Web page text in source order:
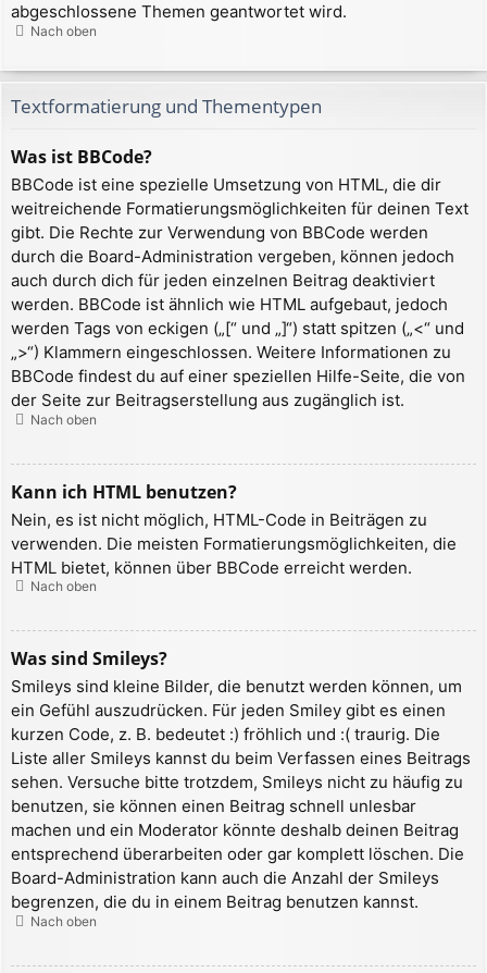
abgeschlossene Themen geantwortet wird.
Nach oben
Textformatierung und Thementypen
Was ist BBCode?
BBCode ist eine spezielle Umsetzung von HTML, die dir
weitreichende Formatierungsmöglichkeiten für deinen Text
gibt. Die Rechte zur Verwendung von BBCode werden
durch die Board-Administration vergeben, können jedoch
auch durch dich für jeden einzelnen Beitrag deaktiviert
werden. BBCode ist ähnlich wie HTML aufgebaut, jedoch
werden Tags von eckigen („[“ und „]“) statt spitzen („<“ und
„>“) Klammern eingeschlossen. Weitere Informationen zu
BBCode findest du auf einer speziellen Hilfe-Seite, die von
der Seite zur Beitragserstellung aus zugänglich ist.
Nach oben
Kann ich HTML benutzen?
Nein, es ist nicht möglich, HTML-Code in Beiträgen zu
verwenden. Die meisten Formatierungsmöglichkeiten, die
HTML bietet, können über BBCode erreicht werden.
Nach oben
Was sind Smileys?
Smileys sind kleine Bilder, die benutzt werden können, um
ein Gefühl auszudrücken. Für jeden Smiley gibt es einen
kurzen Code, z. B. bedeutet :) fröhlich und :( traurig. Die
Liste aller Smileys kannst du beim Verfassen eines Beitrags
sehen. Versuche bitte trotzdem, Smileys nicht zu häufig zu
benutzen, sie können einen Beitrag schnell unlesbar
machen und ein Moderator könnte deshalb deinen Beitrag
entsprechend überarbeiten oder gar komplett löschen. Die
Board-Administration kann auch die Anzahl der Smileys
begrenzen, die du in einem Beitrag benutzen kannst.
Nach oben